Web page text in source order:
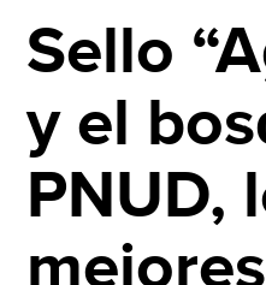
Sello
y el
PNUD,